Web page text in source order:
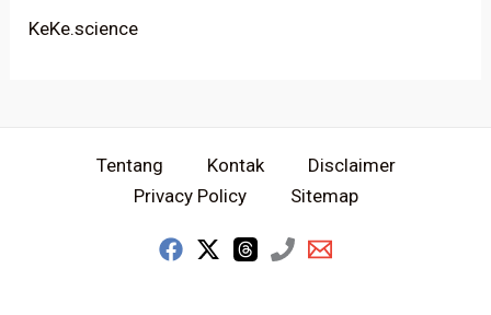
KeKe.science
Tentang Kontak
Disclaimer
Privacy Policy
Sitemap